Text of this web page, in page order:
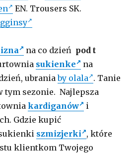
EN. Trousers SK.
na co dzień pod t
sukienke
na
ubraniaby olala . Tanie
tym sezonie. Najlepsza
kardiganów
i
Gdzie kupić
szmizjerki , które
klientkom Twojego